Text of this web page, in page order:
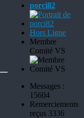
porci82
Hors Ligne
Membre
Comité VS
Messages :
15604
Remerciements
reçus 3336